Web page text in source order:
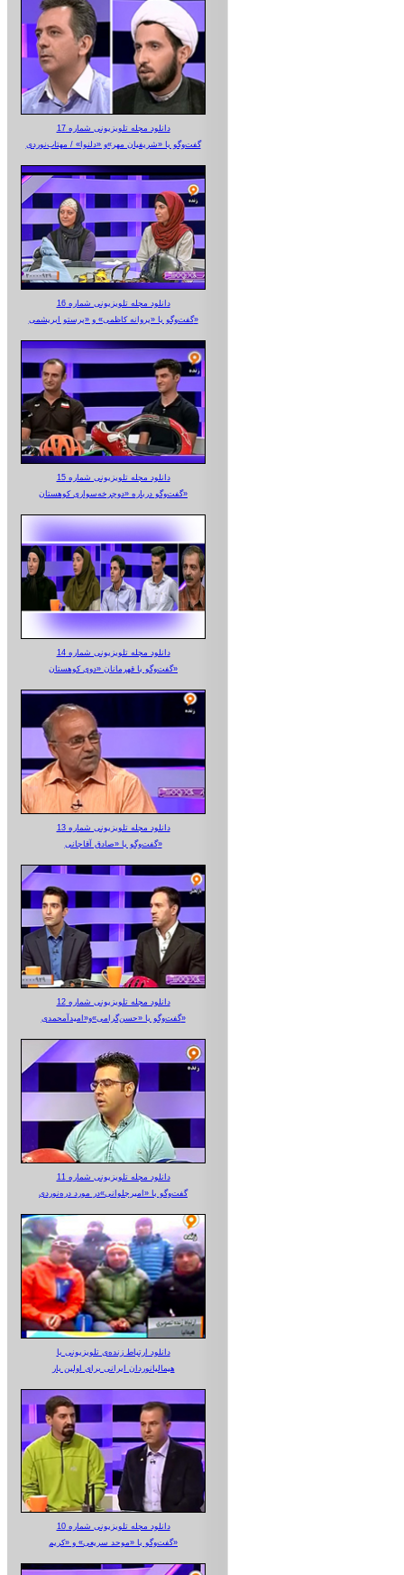
دانلود مجله تلویزیونی شماره 17
گفت‌وگو با «شریفیان مهر»‌و «دلنوا» / مهتاب‌نوردی
دانلود مجله تلویزیونی شماره 16
گفت‌وگو با «پروانه کاظمی» و «پرستو‌ ابریشمی»
دانلود مجله تلویزیونی شماره 15
گفت‌وگو درباره «دوچرخه‌سواری کوهستان»
دانلود مجله تلویزیونی شماره 14
گفت‌وگو با قهرمانان «دوی کوهستان»
دانلود مجله تلویزیونی شماره 13
گفت‌وگو با «صادق آقاجانی»
دانلود مجله تلویزیونی شماره 12
گفت‌وگو با «حسن‌گرامی»و«امیدآمحمدی»
دانلود مجله تلویزیونی شماره 11
گفت‌وگو با «امیرجلوانی»در مورد دره‌نوردی
دانلود ارتباط زنده‌ی تلویزیونی‌ با
هیمالیانوردان ایرانی برای اولین بار
دانلود مجله تلویزیونی شماره 10
گفت‌وگو با «موحد سریعی» و «کریم»